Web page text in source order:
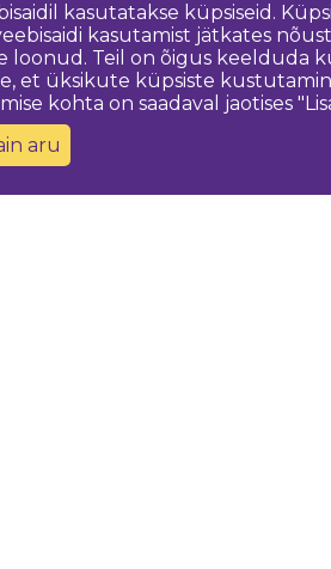
kasutatakse küpsiseid.
kasutamist jätkates
loonud. Teil on õigus keelduda
et üksikute küpsiste
kohta on saadaval jaotises
aru